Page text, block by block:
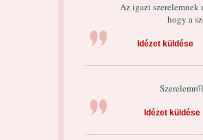
Az igazi szerelemnek
hogy a
Idézet küldése
Idézet küldése